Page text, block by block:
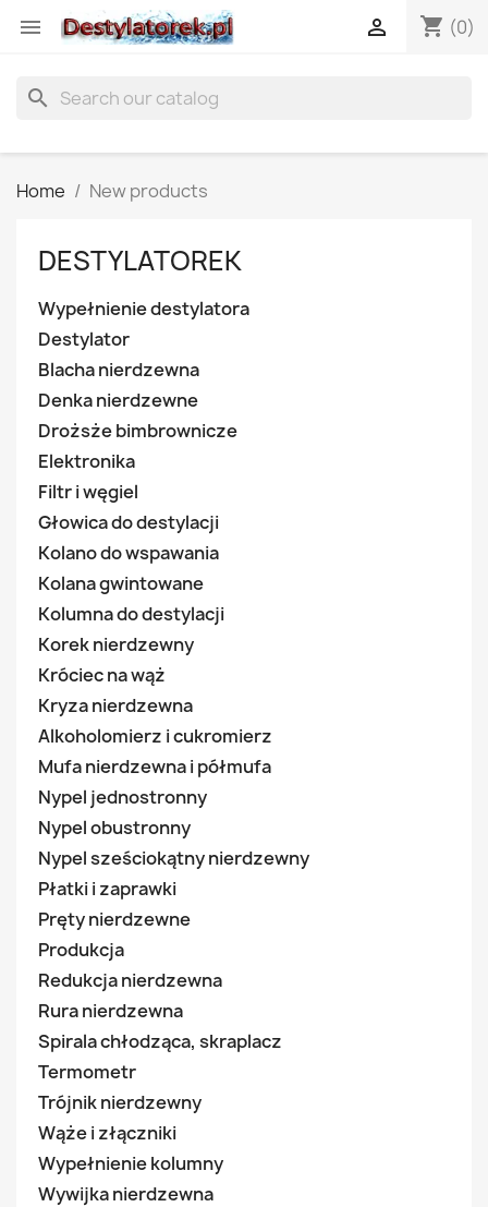
 shopping_cart (0)

search
Home New products
DESTYLATOREK
Wypełnienie destylatora
Destylator
Blacha nierdzewna
Denka nierdzewne
Drożsże bimbrownicze
Elektronika
Filtr i węgiel
Głowica do destylacji
Kolano do wspawania
Kolana gwintowane
Kolumna do destylacji
Korek nierdzewny
Króciec na wąż
Kryza nierdzewna
Alkoholomierz i cukromierz
Mufa nierdzewna i półmufa
Nypel jednostronny
Nypel obustronny
Nypel sześciokątny nierdzewny
Płatki i zaprawki
Pręty nierdzewne
Produkcja
Redukcja nierdzewna
Rura nierdzewna
Spirala chłodząca, skraplacz
Termometr
Trójnik nierdzewny
Wąże i złączniki
Wypełnienie kolumny
Wywijka nierdzewna